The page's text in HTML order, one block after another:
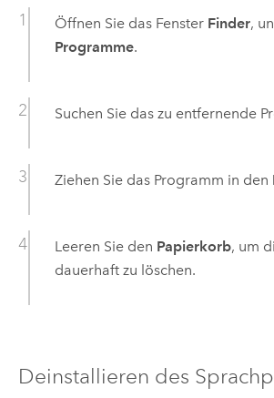
Öffnen Sie das Fenster Finder,
Programme.
Suchen Sie das zu entfernende
Ziehen Sie das Programm in den
Leeren Sie den Papierkorb, um
dauerhaft zu löschen.
Deinstallieren des